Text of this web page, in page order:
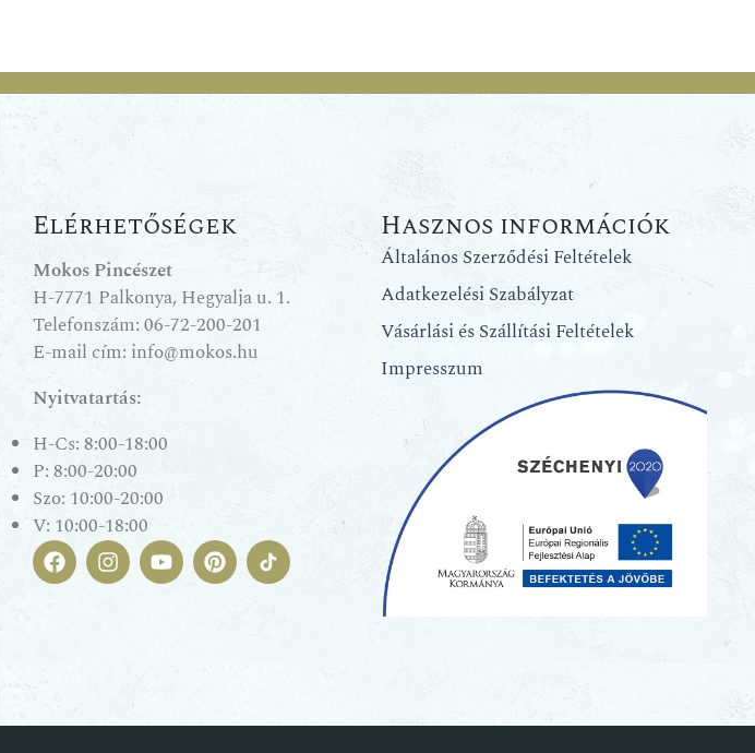
Elérhetőségek
Mokos Pincészet
H-7771 Palkonya, Hegyalja u. 1.
Telefonszám:06-72-200-201
E-mail cím: info@mokos.hu
Nyitvatartás:
H-Cs: 8:00-18:00
P: 8:00-20:00
Szo: 10:00-20:00
V: 10:00-18:00
Hasznos információk
Általános Szerződési Feltételek
Adatkezelési Szabályzat
Vásárlási és Szállítási Feltételek
Impresszum